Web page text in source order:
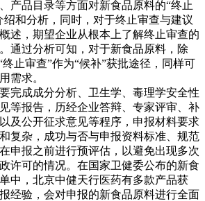
品目录等方面对新食品原料的“终止
绍和分析，同时，对于终止审查与建议
述，期望企业从根本上了解终止审查的
通过分析可知，对于新食品原料，除
终止审查”作为“候补”获批途径，同样可
需求。
成成分分析、卫生学、毒理学安全性
等报告，历经企业答辩、专家评审、补
及公开征求意见等程序，申报材料要求
复杂，成功与否与申报资料标准、规范
申报之前进行预评估，以避免出现多次
许可的情况。在国家卫健委公布的新食
中，北京中健天行医药有多款产品获
经验，会对申报的新食品原料进行全面